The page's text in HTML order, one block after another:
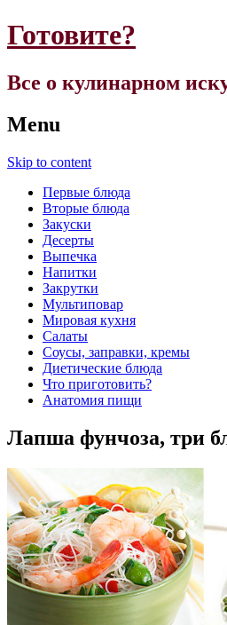
Готовите?
Все о кулинарном
Menu
Skip to content
Первые блюда
Вторые блюда
Закуски
Десерты
Выпечка
Напитки
Закрутки
Мультиповар
Мировая кухня
Салаты
Соусы, заправки, кремы
Диетические блюда
Что приготовить?
Анатомия пищи
Лапша фунчоза, три